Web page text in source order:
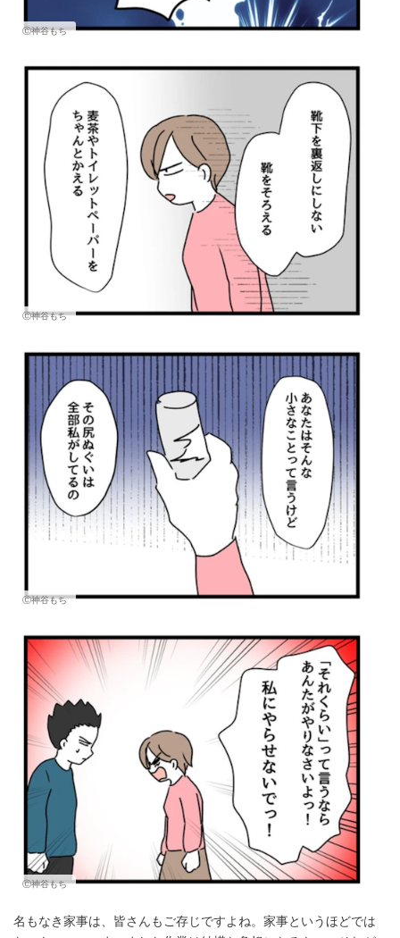
Ⓒ神谷もち
Ⓒ神谷もち
Ⓒ神谷もち
Ⓒ神谷もち
名もなき家事は、皆さんもご存じですよね。家事というほどでは